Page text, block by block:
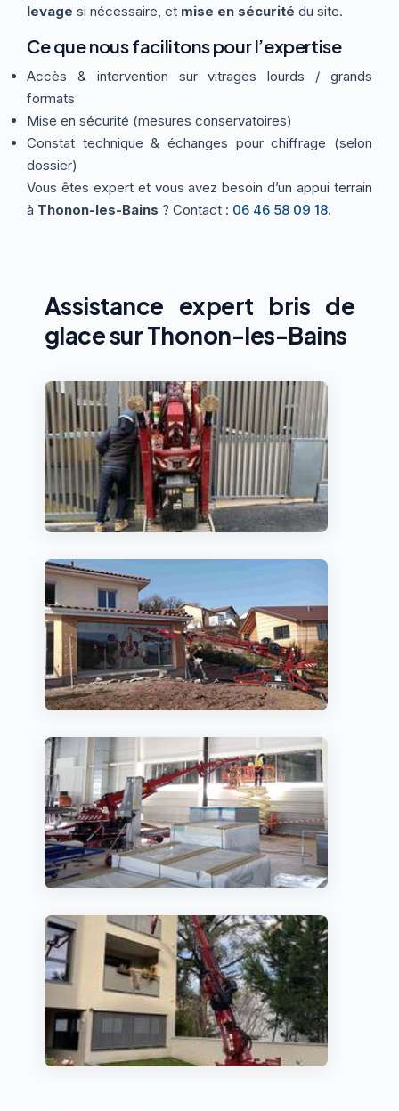
levage si nécessaire, et mise en sécurité du site.
Ce que nous facilitons pour l’expertise
Accès & intervention sur vitrages lourds / grands
formats
Mise en sécurité (mesures conservatoires)
Constat technique & échanges pour chiffrage (selon
dossier)
Vous êtes expert et vous avez besoin d’un appui terrain
à Thonon-les-Bains ? Contact : 06 46 58 09 18.
Assistance expert bris de
glace sur Thonon-les-Bains